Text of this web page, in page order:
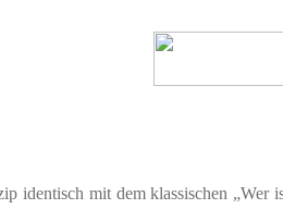
identisch mit dem klassischen